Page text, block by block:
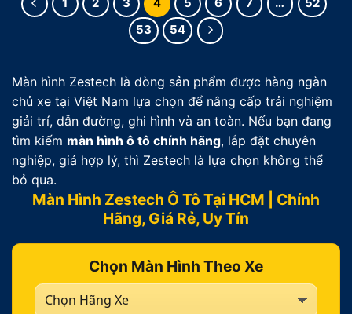
1 2 3 4 5 6 7 …
52
53
54
Màn hình Zestech là dòng sản phẩm được hàng ngàn
chủ xe tại Việt Nam lựa chọn để nâng cấp trải nghiệm
giải trí, dẫn đường, ghi hình và an toàn. Nếu bạn đang
tìm kiếm màn hình ô tô chính hãng, lắp đặt chuyên
nghiệp, giá hợp lý, thì Zestech là lựa chọn không thể
bỏ qua.
Màn Hình Zestech Ô Tô Tại HCM | Chính
Hãng, Giá Rẻ, Uy Tín
Chọn Màn Hình Theo Xe